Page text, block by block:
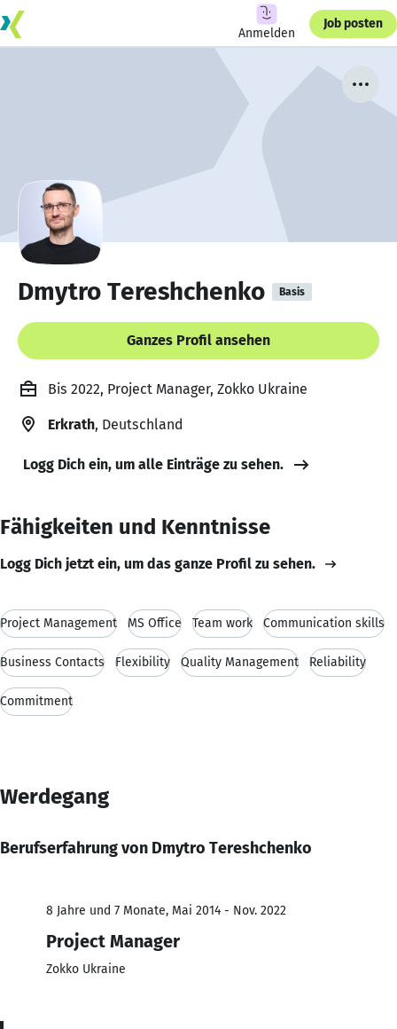
Anmelden
Job posten
Dmytro Tereshchenko Basis
Ganzes Profil ansehen
Bis 2022, Project Manager, Zokko Ukraine
Erkrath, Deutschland
Logg Dich ein, um alle Einträge zu sehen.
Fähigkeiten und Kenntnisse
Logg Dich jetzt ein, um das ganze Profil zu sehen.
Project Management MS Office Team work Communication skills
Business Contacts Flexibility Quality Management Reliability
Commitment
Werdegang
Berufserfahrung von Dmytro Tereshchenko
8 Jahre und 7 Monate, Mai 2014 - Nov. 2022
Project Manager
Zokko Ukraine